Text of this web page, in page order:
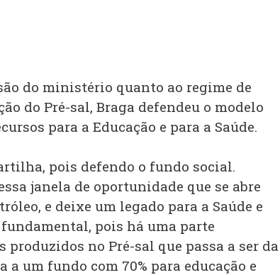
do ministério quanto ao regime de
do Pré-sal, Braga defendeu o modelo
para a Educação e para a Saúde.
pois defendo o fundo social.
janela de oportunidade que se abre
e deixe um legado para a Saúde e
fundamental, pois há uma parte
no Pré-sal que passa a ser da
a um fundo com 70% para educação e